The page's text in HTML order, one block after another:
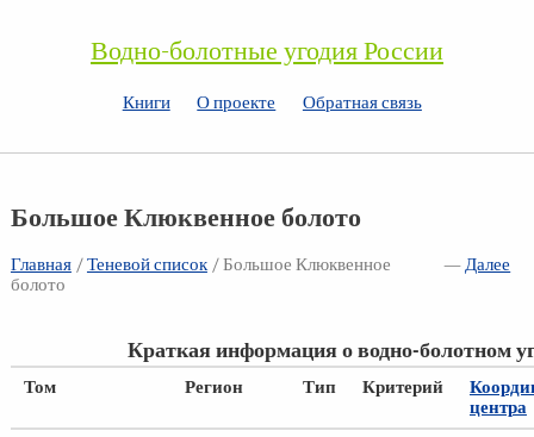
Водно-болотные угодия России
Книги О проекте Обратная связь
Большое Клюквенное болото
Главная/ —Далее
Теневой список/ Большое Клюквенное
болото
Краткая информация о водно-болотном
Том Регион Тип Критерий
центра